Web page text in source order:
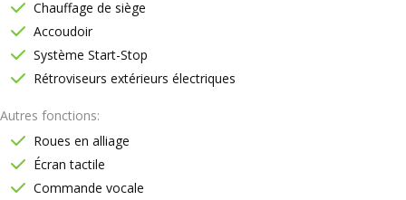
Chauffage de siège
Accoudoir
Système Start-Stop
Rétroviseurs extérieurs électriques
Autres fonctions
Roues en alliage
Écran tactile
Commande vocale